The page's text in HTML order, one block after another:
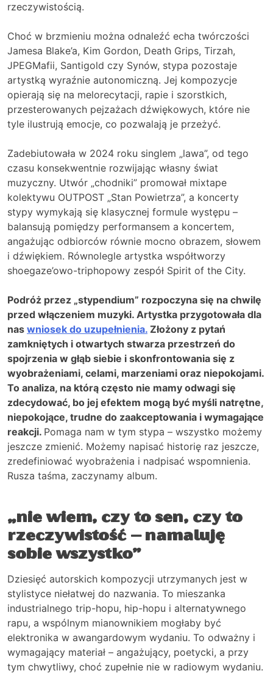
rzeczywistością.
Choć w brzmieniu można odnaleźć echa twórczości
Jamesa Blake’a, Kim Gordon, Death Grips, Tirzah,
JPEGMafii, Santigold czy Synów, stypa pozostaje
artystką wyraźnie autonomiczną. Jej kompozycje
opierają się na melorecytacji, rapie i szorstkich,
przesterowanych pejzażach dźwiękowych, które nie
tyle ilustrują emocje, co pozwalają je przeżyć.
Zadebiutowała w 2024 roku singlem „lawa”, od tego
czasu konsekwentnie rozwijając własny świat
muzyczny. Utwór „chodniki” promował mixtape
kolektywu OUTPOST „Stan Powietrza”, a koncerty
stypy wymykają się klasycznej formule występu –
balansują pomiędzy performansem a koncertem,
angażując odbiorców równie mocno obrazem, słowem
i dźwiękiem. Równolegle artystka współtworzy
shoegaze’owo-triphopowy zespół Spirit of the City.
Podróż przez „stypendium” rozpoczyna się na chwilę
przed włączeniem muzyki. Artystka przygotowała dla
nas wniosek do uzupełnienia. Złożony z pytań
zamkniętych i otwartych stwarza przestrzeń do
spojrzenia w głąb siebie i skonfrontowania się z
wyobrażeniami, celami, marzeniami oraz niepokojami.
To analiza, na którą często nie mamy odwagi się
zdecydować, bo jej efektem mogą być myśli natrętne,
niepokojące, trudne do zaakceptowania i wymagające
reakcji. Pomaga nam w tym stypa – wszystko możemy
jeszcze zmienić. Możemy napisać historię raz jeszcze,
zredefiniować wyobrażenia i nadpisać wspomnienia.
Rusza taśma, zaczynamy album.
„nie wiem, czy to sen, czy to
rzeczywistość – namaluję
sobie wszystko”
Dziesięć autorskich kompozycji utrzymanych jest w
stylistyce niełatwej do nazwania. To mieszanka
industrialnego trip-hopu, hip-hopu i alternatywnego
rapu, a wspólnym mianownikiem mogłaby być
elektronika w awangardowym wydaniu. To odważny i
wymagający materiał – angażujący, poetycki, a przy
tym chwytliwy, choć zupełnie nie w radiowym wydaniu.